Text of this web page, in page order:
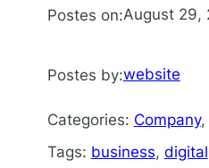
Postes on:August 29,
Postes by:website
Categories: Company,
Tags: business, digital